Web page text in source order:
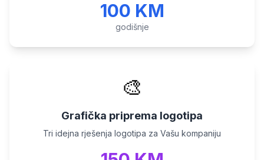
100 KM
godišnje
🎨
Grafička priprema logotipa
Tri idejna rješenja logotipa za Vašu kompaniju